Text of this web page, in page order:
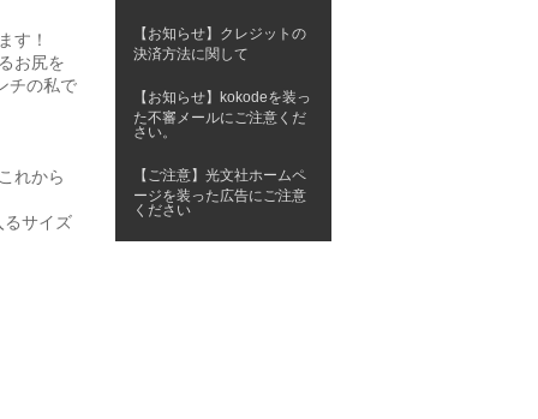
す！
お尻を
チの私で
れから
るサイズ
【お知らせ】クレジットの
決済方法に関して
【お知らせ】kokodeを装っ
た不審メールにご注意くだ
さい。
【ご注意】光文社ホームペ
ージを装った広告にご注意
ください